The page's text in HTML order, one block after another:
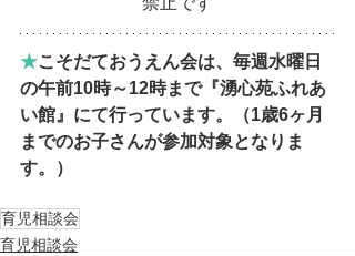
★こそだておうえん会は、毎週水曜日
の午前10時～12時まで『湧心苑ふれあ
い館』にて行っています。（1歳6ヶ月
までのお子さんが参加対象となりま
す。）
育児相談会
育児相談会